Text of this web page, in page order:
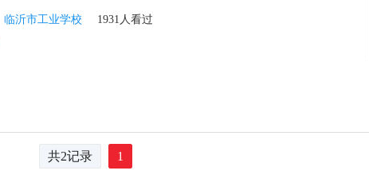
临沂市工业学校
1931人看过
共2记录 1